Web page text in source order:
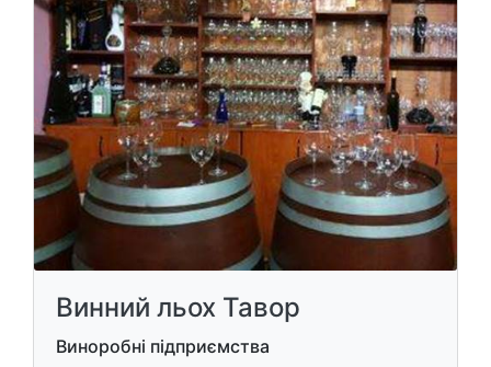
Винний льох Тавор
Виноробні підприємства